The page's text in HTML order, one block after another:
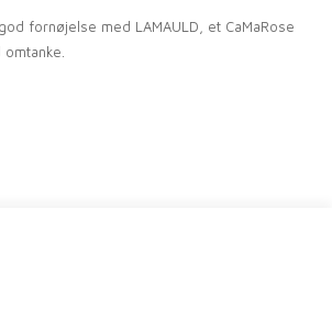
fornøjelse med LAMAULD, et CaMaRose